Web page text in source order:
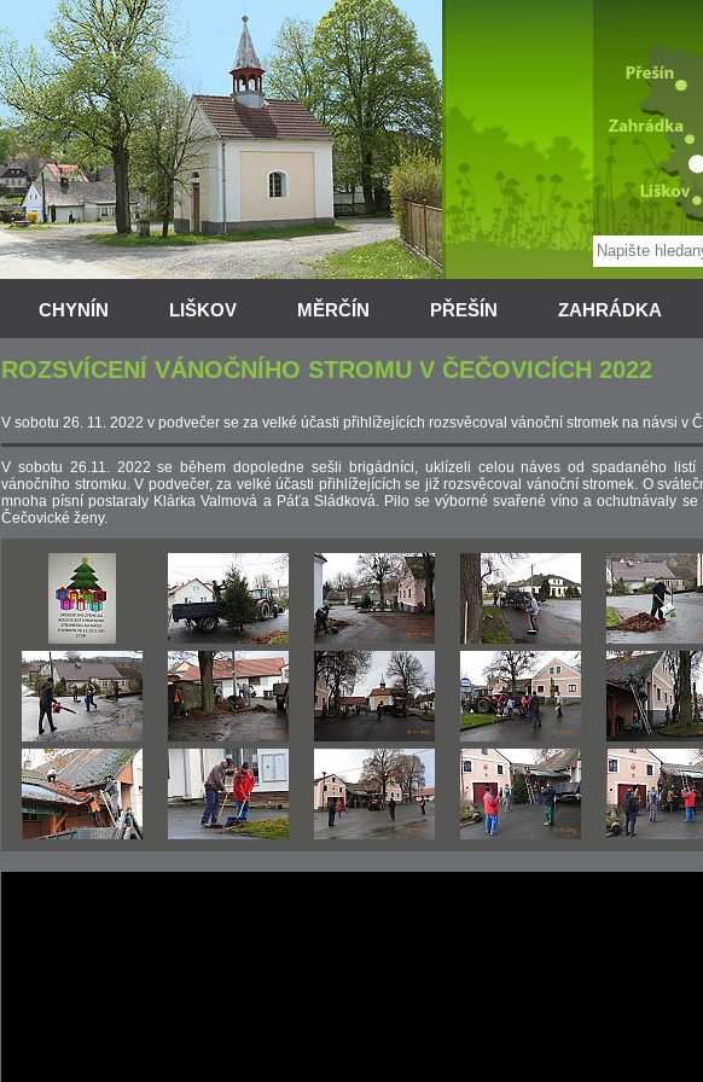
CHYNÍN LIŠKOV MĚRČÍN PŘEŠÍN ZAHRÁDKA
ROZSVÍCENÍ VÁNOČNÍHO STROMU V ČEČOVICÍCH 2022
V sobotu 26. 11. 2022 v podvečer se za velké účasti přihlížejících rozsvěcoval vánoční stromek na návsi v
V sobotu 26.11. 2022 se během dopoledne sešli brigádníci, uklízeli celou náves od spadaného
vánočního stromku. V podvečer, za velké účasti přihlížejících se již rozsvěcoval vánoční stromek. O
mnoha písní postaraly Klárka Valmová a Páťa Sládková. Pilo se výborné svařené víno a ochutnávaly se
Čečovické ženy.